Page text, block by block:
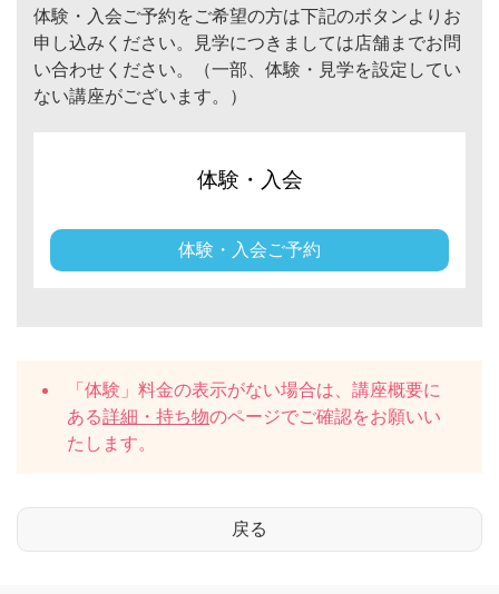
体験・入会ご予約をご希望の方は下記のボタンよりお
申し込みください。見学につきましては店舗までお問
い合わせください。（一部、体験・見学を設定してい
ない講座がございます。）
体験・入会
体験・入会ご予約
「体験」料金の表示がない場合は、講座概要に
ある詳細・持ち物のページでご確認をお願いい
たします。